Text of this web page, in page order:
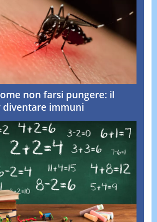
non farsi pungere: il
diventare immuni